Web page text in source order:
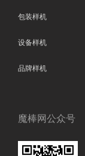
包装样机
设备样机
品牌样机
魔棒网公众号